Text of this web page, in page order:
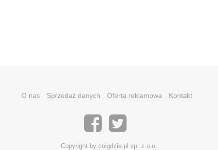
O nas Sprzedaż danych Oferta reklamowa Kontakt
Copyright by coigdzie.pl sp. z o.o.